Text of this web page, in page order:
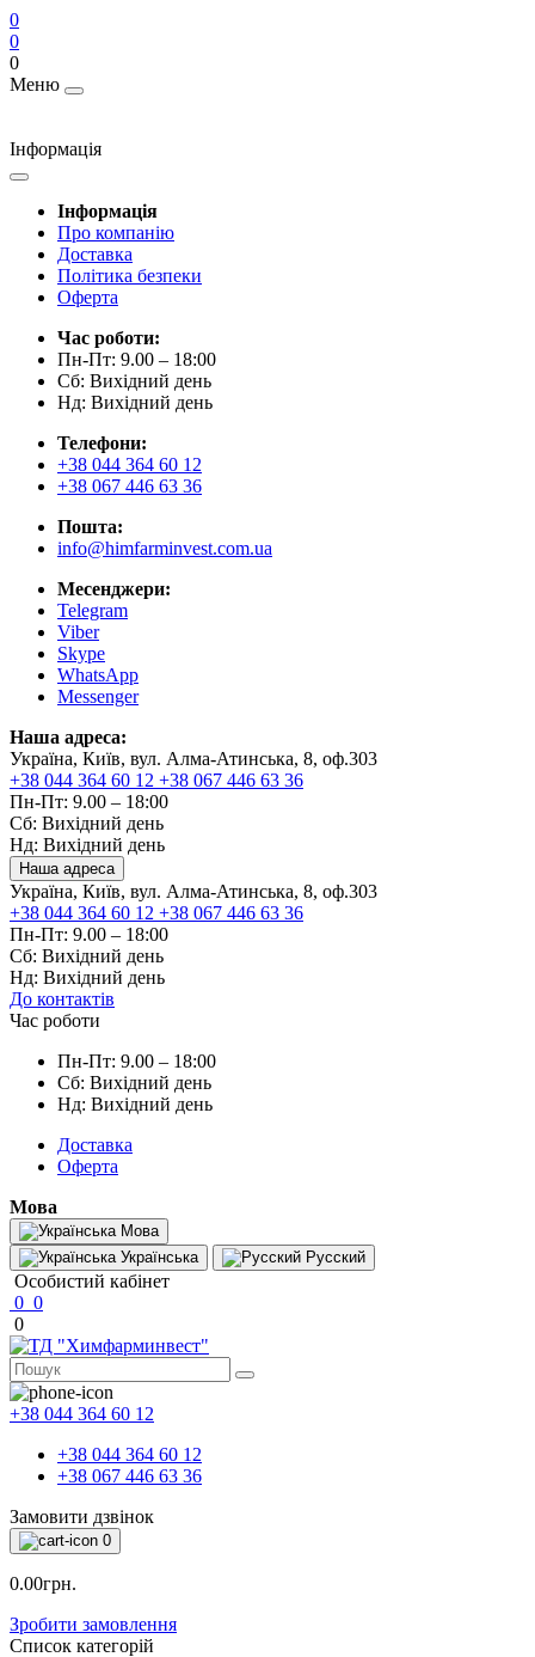
0
0
0
Меню
Інформація
Інформація
Про компанію
Доставка
Політика безпеки
Оферта
Час роботи:
Пн-Пт: 9.00 – 18:00
Сб: Вихідний день
Нд: Вихідний день
Телефони:
+38 044 364 60 12
+38 067 446 63 36
Пошта:
info@himfarminvest.com.ua
Месенджери:
Telegram
Viber
Skype
WhatsApp
Messenger
Наша адреса:
Україна, Київ, вул. Алма-Атинська, 8, оф.303
+38 044 364 60 12 +38 067 446 63 36
Пн-Пт: 9.00 – 18:00
Сб: Вихідний день
Нд: Вихідний день
Наша адреса
Україна, Київ, вул. Алма-Атинська, 8, оф.303
+38 044 364 60 12 +38 067 446 63 36
Пн-Пт: 9.00 – 18:00
Сб: Вихідний день
Нд: Вихідний день
До контактів
Час роботи
Пн-Пт: 9.00 – 18:00
Сб: Вихідний день
Нд: Вихідний день
Доставка
Оферта
Мова
Мова
Українська
Русский
Особистий кабінет
0 0
0
+38 044 364 60 12
+38 044 364 60 12
+38 067 446 63 36
Замовити дзвінок
0
0.00грн.
Зробити замовлення
Список категорій